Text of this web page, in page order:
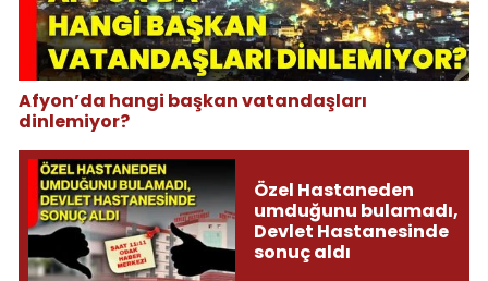
Afyon’da hangi başkan vatandaşları
dinlemiyor?
Özel Hastaneden
umduğunu bulamadı,
Devlet Hastanesinde
sonuç aldı